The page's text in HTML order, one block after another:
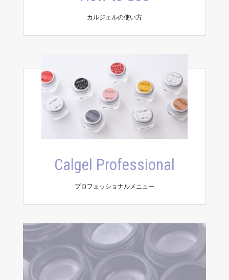
カルジェルの使い方
Calgel Professional
プロフェッショナルメニュー